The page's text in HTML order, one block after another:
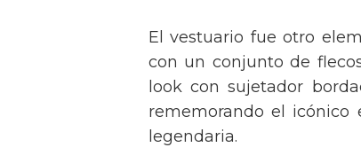
El vestuario fue otro
con un conjunto de
look con sujetador
rememorando el icónico
legendaria.